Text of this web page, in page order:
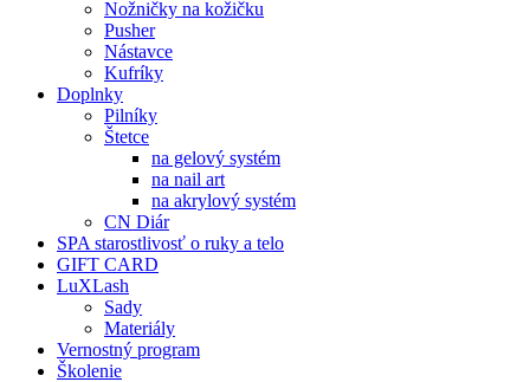
Nožničky na kožičku
Pusher
Nástavce
Kufríky
Doplnky
Pilníky
Štetce
na gelový systém
na nail art
na akrylový systém
CN Diár
SPA starostlivosť o ruky a telo
GIFT CARD
LuXLash
Sady
Materiály
Vernostný program
Školenie